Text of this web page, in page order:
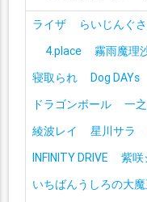
ライザ らいじんぐ
4.place
霧雨魔理
寝取られ
Dog DAYs
ドラゴンボール
一
綾波レイ
星川サラ
INFINITY DRIVE
紫咲
いちばんうしろの大